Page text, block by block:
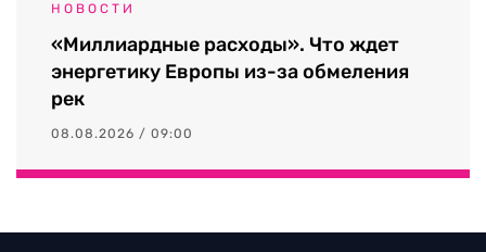
НОВОСТИ
«Миллиардные расходы». Что ждет
энергетику Европы из-за обмеления
рек
08.08.2026 / 09:00